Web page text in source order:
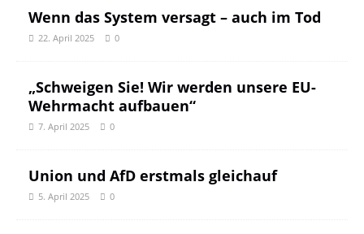
Wenn das System versagt – auch im Tod
22. April 2025 0
„Schweigen Sie! Wir werden unsere EU-
Wehrmacht aufbauen“
7. April 2025 0
Union und AfD erstmals gleichauf
5. April 2025 0